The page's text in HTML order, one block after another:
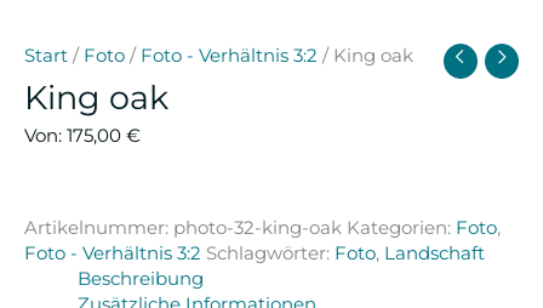
Start / Foto / Foto - Verhältnis 3:2 / King oak
King oak
Von: 175,00 €
Artikelnummer: photo-32-king-oak Kategorien: Foto,
Foto - Verhältnis 3:2 Schlagwörter: Foto, Landschaft
Beschreibung